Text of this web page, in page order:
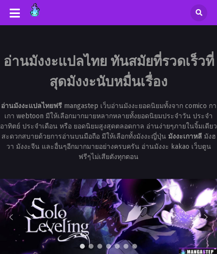
อ่านมังงะแปลไทย ทันสมัยที่รวดเร็วที่
สุดมังงะนับหมื่นเรื่อง
อ่านมังงะแปลไทยฟรีmangastep เว็บอ่านมังงะยอดนิยมทั้งจาก comico กา
เกา webtoon มีให้เลือกมากมายหลากหลายทั้งยอดนิยมประจำวัน ประจำ
อาทิตย์ ประจำเดือน หรือ ยอดนิยมสูงสุดตลอดกาล อ่านง่ายๆภายในจิ้มเดียว
สะดวกสบายด้วยการอ่านบนมือถือ มีให้เลือกทั้งมังงะญี่ปุ่น มังงะเกาหลีมังฮ
วา มังงะจีน และอื่นๆอีกมากมายอย่างครบครัน อ่านมังงะ kakao เว็บตูน
ฟรีๆไม่เสียตังทุกตอน